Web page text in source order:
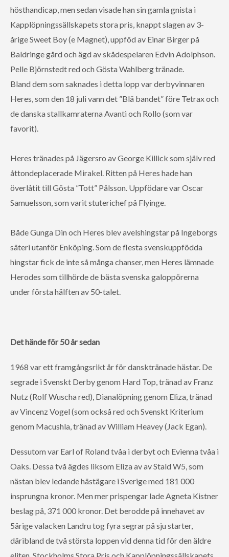
hösthandicap, men sedan visade han sin gamla gnista i
Kapplöpningssällskapets stora pris, knappt slagen av 3-
årige Sweet Boy (e Magnet), uppföd av Einar Birger på
Baldringe gård och ägd av skådespelaren Edvin Adolphson.
Pelle Björnstedt red och Gösta Wahlberg tränade.
Bland dem som saknades i detta lopp var derbyvinnaren
Heres, som den 18 juli vann det ”Blä bandet” före Tetrax och
de danska stallkamraterna Avanti och Rollo (som var
favorit).
Heres tränades på Jägersro av George Killick som själv red
åttondeplacerade Mirakel. Ritten på Heres hade han
överlåtit till Gösta ”Tott” Pålsson. Uppfödare var Oscar
Samuelsson, som varit stuterichef på Flyinge.
Både Gunga Din och Heres blev avelshingstar på Ingeborgs
säteri utanför Enköping. Som de flesta svenskuppfödda
hingstar fick de inte så många chanser, men Heres lämnade
Herodes som tillhörde de bästa svenska galoppörerna
under första hälften av 50-talet.
Det hände för 50 år sedan
1968 var ett framgångsrikt år för dansktränade hästar. De
segrade i Svenskt Derby genom Hard Top, tränad av Franz
Nutz (Rolf Wuscha red), Dianalöpning genom Eliza, tränad
av Vincenz Vogel (som också red och Svenskt Kriterium
genom Macushla, tränad av William Heavey (Jack Egan).
Dessutom var Earl of Roland tvåa i derbyt och Evienna tvåa i
Oaks. Dessa två ägdes liksom Eliza av av Stald W5, som
nästan blev ledande hästägare i Sverige med 181 000
insprungna kronor. Men mer prispengar lade Agneta Kistner
beslag på, 371 000 kronor. Det berodde på innehavet av
5årige valacken Landru tog fyra segrar på sju starter,
däribland de två största loppen vid denna tid för den äldre